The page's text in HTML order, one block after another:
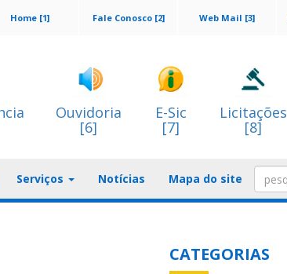
Web Mail [3]
Fale Conosco [2]
Home [1]
Ouvidoria
[6]
E-Sic
[7]
Licitações
[8]
Serviços Notícias Mapa do site
CATEGORIAS